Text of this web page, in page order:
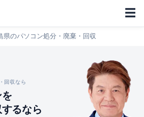
☰
県のパソコン処分・廃棄・回収
回収なら
るなら